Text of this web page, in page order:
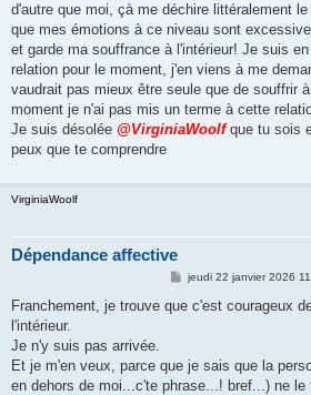
d'autre que moi, çà me déchire littéralement
que mes émotions à ce niveau sont
et garde ma souffrance à l'intérieur! Je suis
relation pour le moment, j'en viens à me
vaudrait pas mieux être seule que de souffrir
moment je n'ai pas mis un terme à cette
Je suis désolée @VirginiaWoolfque tu sois
peux que te comprendre
VirginiaWoolf
Dépendance affective
M
s
jeudi 22 janvier 2026
Franchement, je trouve que c'est courageux
l'intérieur.
Je n'y suis pas arrivée.
Et je m'en veux, parce que je sais que la
en dehors de moi...c'te phrase...! bref...) ne